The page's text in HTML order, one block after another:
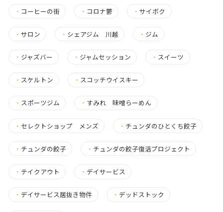
・ コーヒーの街 ・ コロナ鬱 ・サイボク
・ サロン ・ シェアジム 川越 ・ ジム
・ ジャズバー ・ ジャムセッション ・ スイーツ
・ スケルトン ・ スコッチウイスキー
・ スポーツジム ・ すみれ 味噌らーめん
・ セレクトショップ メンズ ・ チュンダのひとくち餃子
・ チュンダの餃子 ・ チュンダの餃子復活プロジェクト
・ テイクアウト ・ デイサービス
・ デイサービス居抜き物件 ・ デッドストック